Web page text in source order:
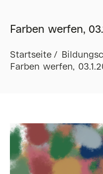
Farben werfen,
Startseite
Farben werfen,